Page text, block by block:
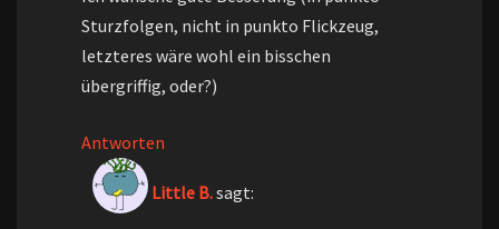
Sturzfolgen, nicht in punkto Flickzeug,
letzteres wäre wohl ein bisschen
übergriffig, oder?)
Antworten
Little B.sagt: